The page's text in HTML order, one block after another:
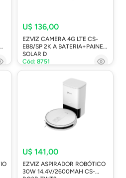
U$ 136,00
EZVIZ CAMERA 4G LTE CS-
EB8/SP 2K A BATERIA+PAINEL
SOLAR D
Cód: 8751
U$ 141,00
EZVIZ ASPIRADOR ROBÓTICO
30W 14.4V/2600MAH CS-